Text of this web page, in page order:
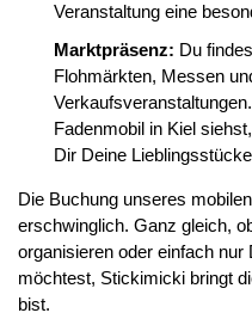
Veranstaltung eine
Marktpräsenz: Du
Flohmärkten, Messen
Fadenmobil in Kiel
Dir Deine
Die Buchung unseres
erschwinglich. Ganz gleich,
organisieren oder einfach nur
möchtest, Stickimicki bringt
bist.